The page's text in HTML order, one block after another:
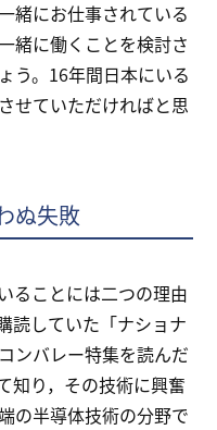
緒にお仕事されている
緒に働くことを検討さ
う。16年間日本にいる
せていただければと思
ぬ失敗
ることには二つの理由
読していた「ナショナ
ンバレー特集を読んだ
知り，その技術に興奮
の半導体技術の分野で